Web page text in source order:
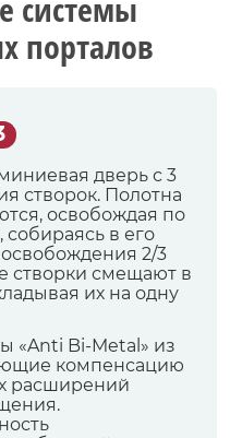
системы
порталов
дверь с 3
створок. Полотна
освобождая по
собираясь в его
2/3
створки смещают в
их на одну
«Anti Bi-Metal» из
компенсацию
расширений